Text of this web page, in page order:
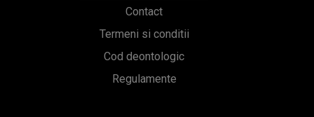
Contact
Termeni si conditii
Cod deontologic
Regulamente